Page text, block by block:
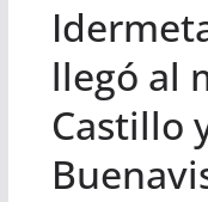
llegó al
Castillo